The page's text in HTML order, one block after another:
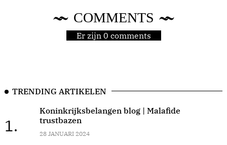
COMMENTS
Er zijn 0 comments
TRENDING ARTIKELEN
1.
Koninkrijksbelangen blog | Malafide
trustbazen
28 JANUARI 2024